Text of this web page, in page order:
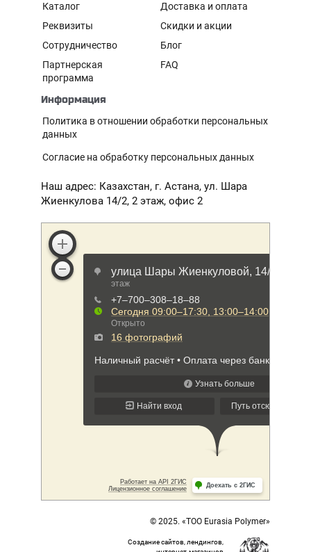
Каталог
Реквизиты
Сотрудничество
Партнерская
программа
Доставка и оплата
Скидки и акции
Блог
FAQ
Информация
Политика в отношении обработки персональных
данных
Согласие на обработку персональных данных
Наш адрес: Казахстан, г. Астана, ул. Шара
Жиенкулова 14/2, 2 этаж, офис 2
© 2025. «ТОО Eurasia Polymer»
Создание сайтов, лендингов,